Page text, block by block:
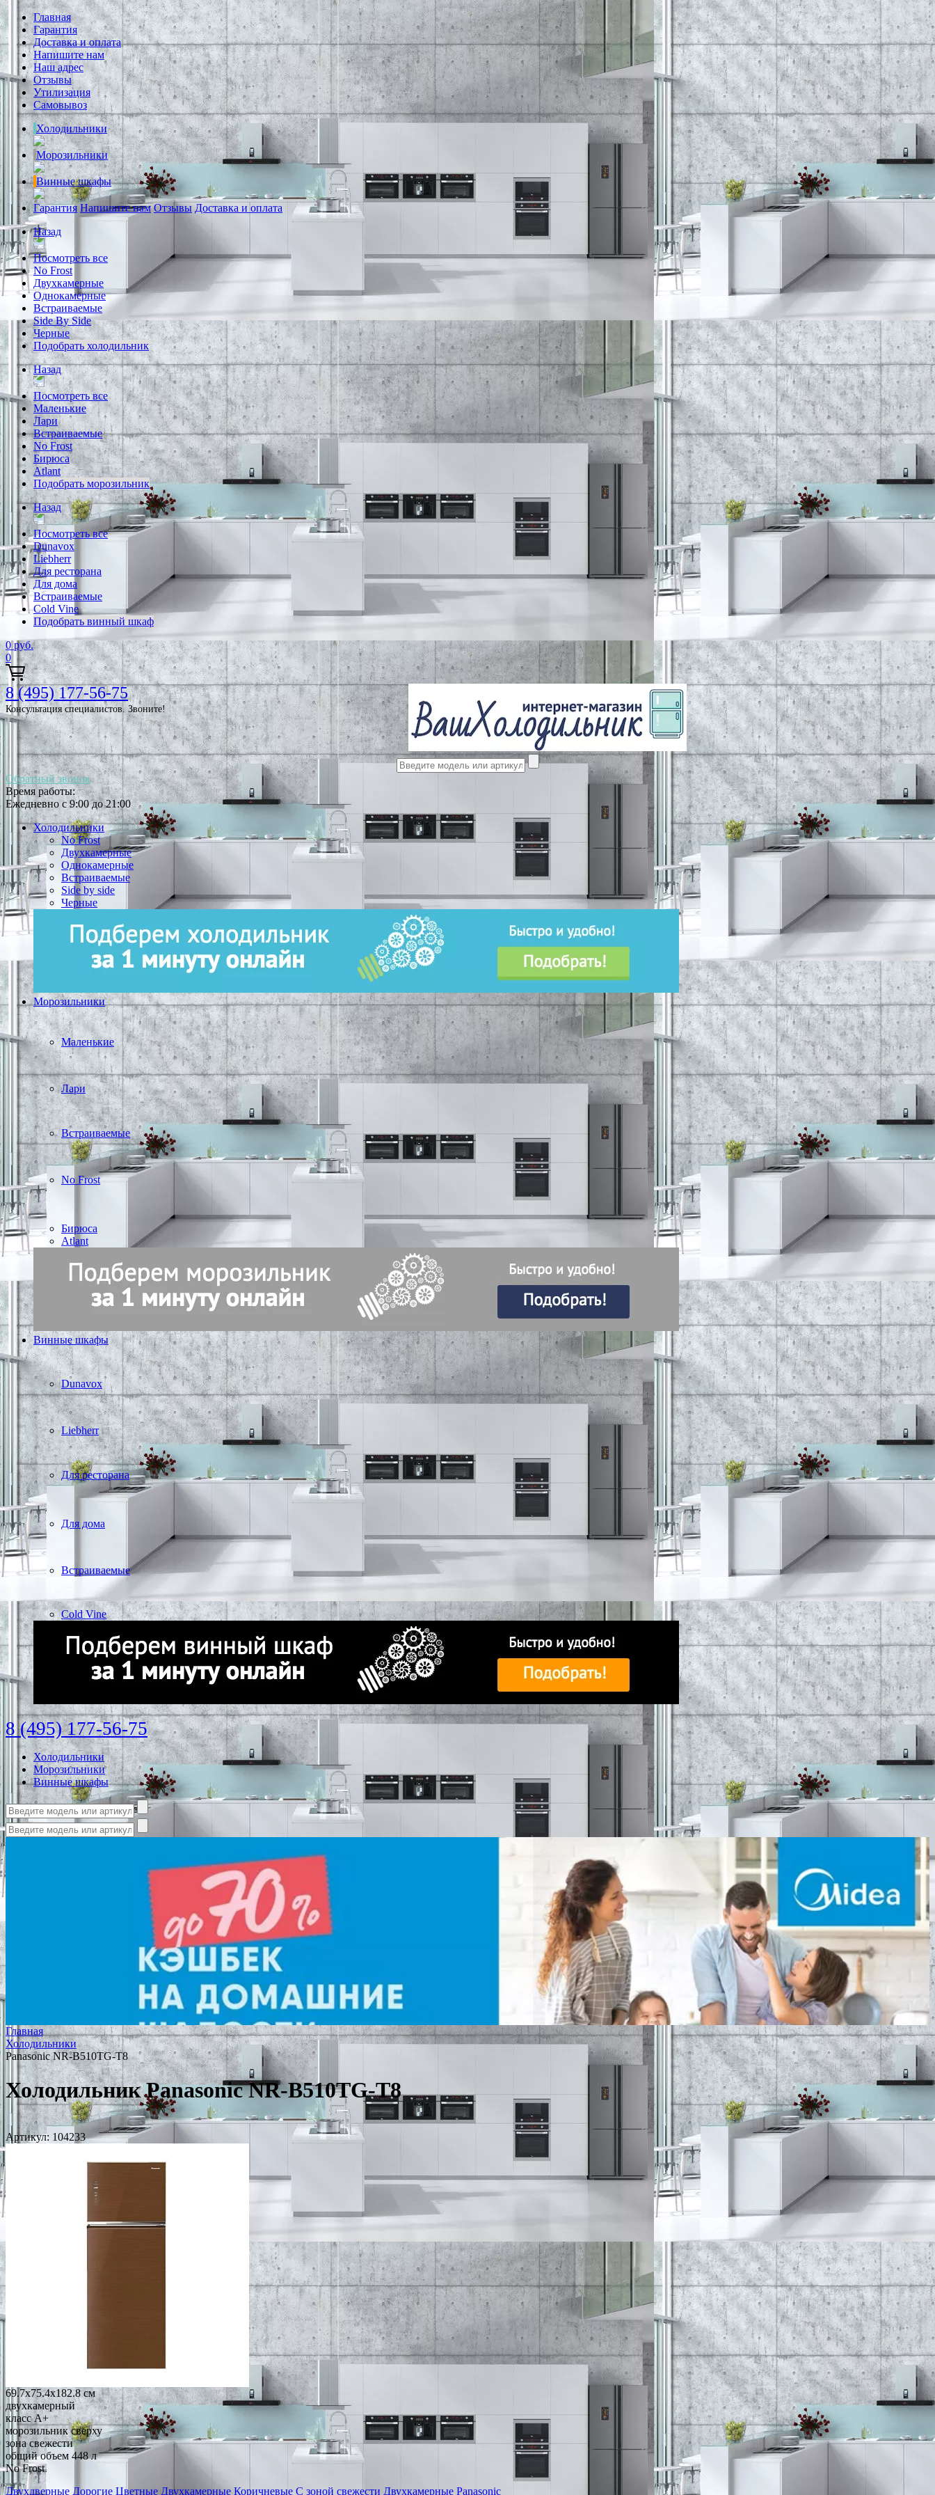
Главная
Гарантия
Доставка и оплата
Напишите нам
Наш адрес
Отзывы
Утилизация
Самовывоз
Холодильники
Морозильники
Винные шкафы
Гарантия Напишите нам Отзывы Доставка и оплата
Назад
Посмотреть все
No Frost
Двухкамерные
Однокамерные
Встраиваемые
Side By Side
Черные
Подобрать холодильник
Назад
Посмотреть все
Маленькие
Лари
Встраиваемые
No Frost
Бирюса
Atlant
Подобрать морозильник
Назад
Посмотреть все
Dunavox
Liebherr
Для ресторана
Для дома
Встраиваемые
Cold Vine
Подобрать винный шкаф
0 руб.
0
8 (495) 177-56-75
Консультация специалистов. Звоните!
Обратный звонок
Время работы:
Ежедневно с 9:00 до 21:00
Холодильники
No Frost
Двухкамерные
Однокамерные
Встраиваемые
Side by side
Черные
Морозильники
Маленькие
Лари
Встраиваемые
No Frost
Бирюса
Atlant
Винные шкафы
Dunavox
Liebherr
Для ресторана
Для дома
Встраиваемые
Cold Vine
8 (495) 177-56-75
Холодильники
Морозильники
Винные шкафы
Главная
Холодильники
Panasonic NR-B510TG-T8
Холодильник Panasonic NR-B510TG-T8
Артикул: 104233
69.7x75.4x182.8 см
двухкамерный
класс A+
морозильник сверху
зона свежести
общий объем 448 л
No Frost
Двухдверные Дорогие Цветные Двухкамерные Коричневые С зоной свежести Двухкамерные Panasonic